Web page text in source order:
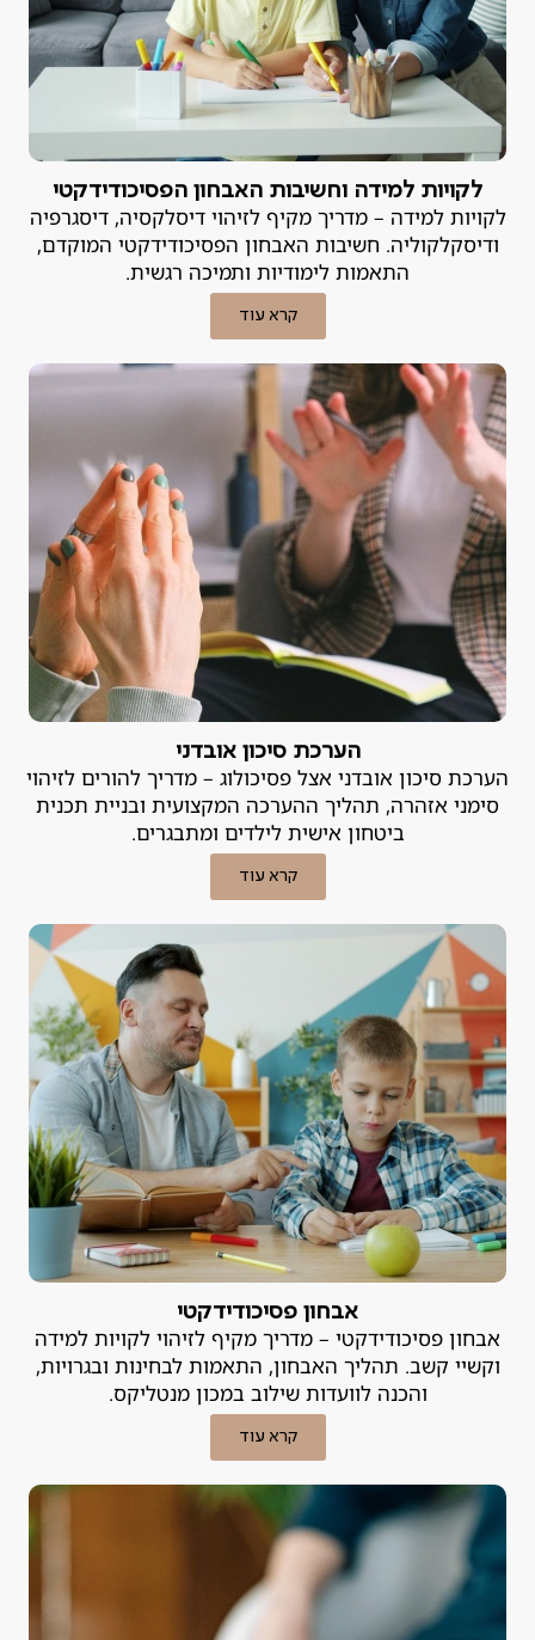
לקויות למידה וחשיבות האבחון הפסיכודידקטי
לקויות למידה – מדריך מקיף לזיהוי דיסלקסיה, דיסגרפיה
ודיסקלקוליה. חשיבות האבחון הפסיכודידקטי המוקדם,
התאמות לימודיות ותמיכה רגשית.
קרא עוד
הערכת סיכון אובדני
הערכת סיכון אובדני אצל פסיכולוג – מדריך להורים לזיהוי
סימני אזהרה, תהליך ההערכה המקצועית ובניית תכנית
ביטחון אישית לילדים ומתבגרים.
קרא עוד
אבחון פסיכודידקטי
אבחון פסיכודידקטי – מדריך מקיף לזיהוי לקויות למידה
וקשיי קשב. תהליך האבחון, התאמות לבחינות ובגרויות,
והכנה לוועדות שילוב במכון מנטליקס.
קרא עוד